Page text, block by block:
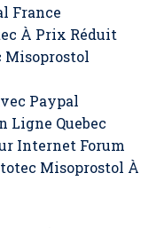
France
À Prix Réduit
Misoprostol
Paypal
Ligne Quebec
Internet Forum
Misoprostol À